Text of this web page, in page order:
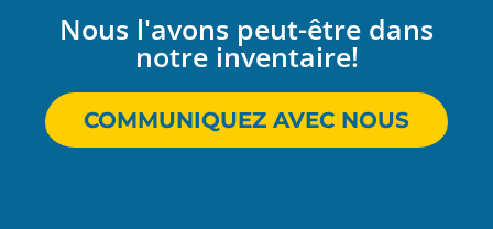
Nous l'avons peut-être dans
notre inventaire!
COMMUNIQUEZ AVEC NOUS